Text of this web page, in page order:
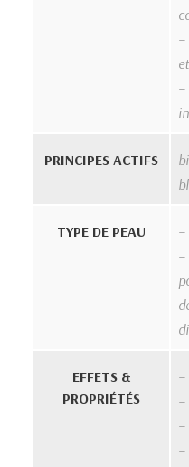
PRINCIPES ACTIFS
TYPE DE PEAU
EFFETS &
PROPRIÉTÉS